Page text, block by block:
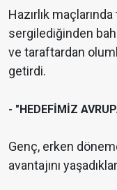
Hazırlık
sergilediğinden
ve taraftardan
getirdi.
- "HEDEFİMİZ
Genç, erken
avantajını